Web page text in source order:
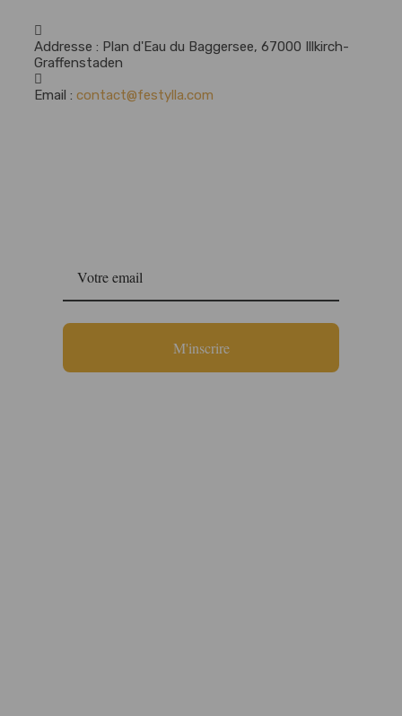
Addresse : Plan d'Eau du Baggersee, 67000 Illkirch-
Graffenstaden
Email : contact@festylla.com
M'inscrire